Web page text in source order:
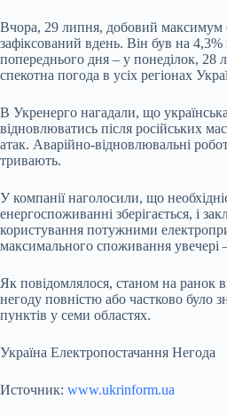
Вчора, 29 липня, добовий максимум
зафіксований вдень. Він був на
попереднього дня – у понеділок, 28
спекотна погода в усіх регіонах
В Укренерго нагадали, що
відновлюватись після російських
атак. Аварійно-відновлювальні
тривають.
У компанії наголосили, що
енергоспоживанні зберігається, і
користування потужними
максимального споживання увечері
Як повідомлялося, станом на ранок
негоду повністю або частково було
пунктів у семи областях.
Україна Електропостачання Негода
Источник: www.ukrinform.ua